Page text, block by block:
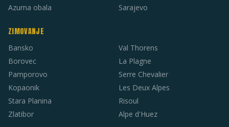
Azurna obala
Sarajevo
ZIMOVANJE
Bansko
Borovec
Pamporovo
Kopaonik
Stara Planina
Zlatibor
Val Thorens
La Plagne
Serre Chevalier
Les Deux Alpes
Risoul
Alpe d'Huez